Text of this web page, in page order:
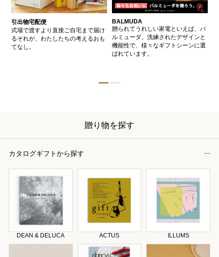
引出物宅配便
式場で渡すより直接ご自宅まで届け
るそれが、わたしたちの考えるおも
てなし。
BALMUDA
贈られてうれしい家電といえば、バ
ルミューダ。洗練されたデザインと
機能性で、様々なギフトシーンに選
ばれています。
贈り物を探す
カタログギフトから探す
DEAN & DELUCA ACTUS ILLUMS